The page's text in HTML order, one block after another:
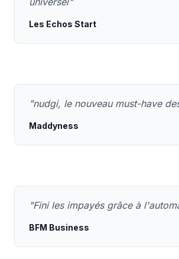
Les Echos Start
"nudgi, le nouveau must-have
Maddyness
"Fini les impayés grâce à
BFM Business